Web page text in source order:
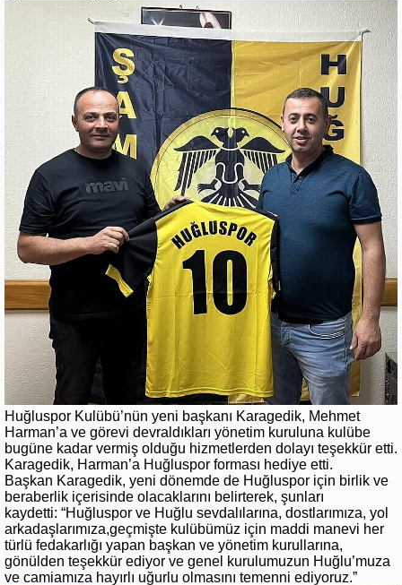
Huğluspor Kulübü’nün yeni başkanı Karagedik, Mehmet
Harman’a ve görevi devraldıkları yönetim kuruluna kulübe
bugüne kadar vermiş olduğu hizmetlerden dolayı teşekkür etti.
Karagedik, Harman’a Huğluspor forması hediye etti.
Başkan Karagedik, yeni dönemde de Huğluspor için birlik ve
beraberlik içerisinde olacaklarını belirterek, şunları
kaydetti: “Huğluspor ve Huğlu sevdalılarına, dostlarımıza, yol
arkadaşlarımıza,geçmişte kulübümüz için maddi manevi her
türlü fedakarlığı yapan başkan ve yönetim kurullarına,
gönülden teşekkür ediyor ve genel kurulumuzun Huğlu’muza
ve camiamıza hayırlı uğurlu olmasını temenni ediyoruz.”